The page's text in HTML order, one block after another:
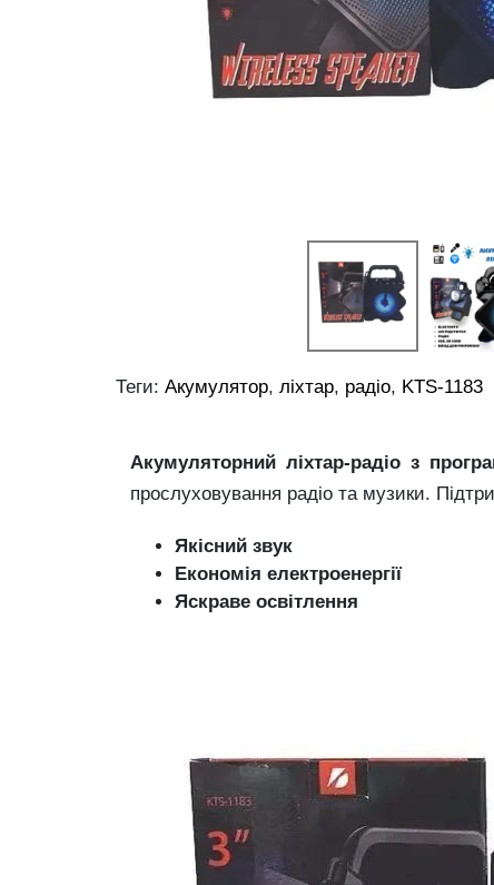
Теги: Акумулятор, ліхтар, радіо, KTS-1183
Акумуляторний ліхтар-радіо з
прослуховування радіо та музики.
Якісний звук
Економія електроенергії
Яскраве освітлення